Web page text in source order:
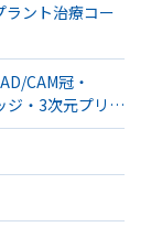
ラント治療コー
CAM冠・
ジ・3次元プリン